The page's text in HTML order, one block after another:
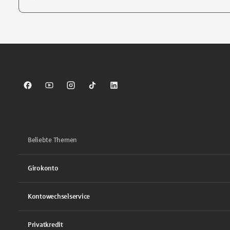
Sparkasse auf Facebook
Sparkasse auf Youtube
Sparkasse auf Instagram
Sparkasse auf TikTok
Sparkasse auf LinkedIn
Beliebte Themen
Girokonto
Kontowechselservice
Privatkredit